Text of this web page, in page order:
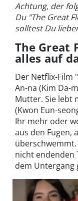
Achtung, der
Du "The Great
solltest Du
The Great
alles auf
Der Netflix-Film
An-na (Kim Da-
Mutter. Sie lebt
(Kwon Eun-
Ihr mehr oder
aus den Fugen,
nicht endenden
dem Untergang